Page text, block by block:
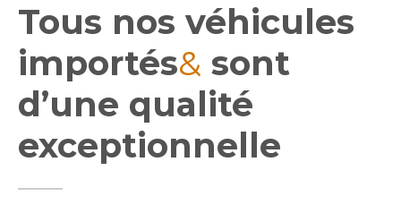
Tous nos véhicules
importés& sont
d’une qualité
exceptionnelle